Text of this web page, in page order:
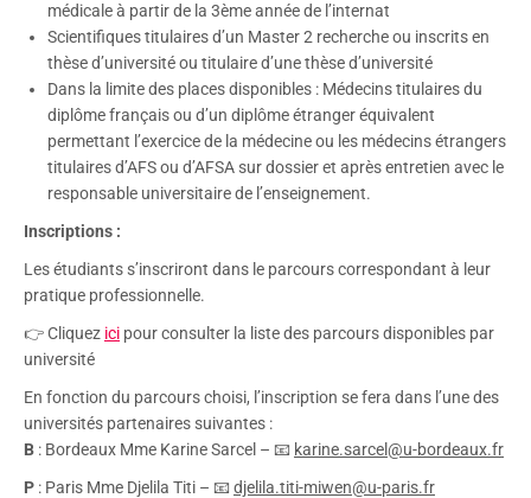
médicale à partir de la 3ème année de l’internat
Scientifiques titulaires d’un Master 2 recherche ou inscrits en
thèse d’université ou titulaire d’une thèse d’université
Dans la limite des places disponibles : Médecins titulaires du
diplôme français ou d’un diplôme étranger équivalent
permettant l’exercice de la médecine ou les médecins étrangers
titulaires d’AFS ou d’AFSA sur dossier et après entretien avec le
responsable universitaire de l’enseignement.
Inscriptions :
Les étudiants s’inscriront dans le parcours correspondant à leur
pratique professionnelle.
👉 Cliquez ici pour consulter la liste des parcours disponibles par
université
En fonction du parcours choisi, l’inscription se fera dans l’une des
universités partenaires suivantes :
B : Bordeaux Mme Karine Sarcel – 📧 karine.sarcel@u-bordeaux.fr
P : Paris Mme Djelila Titi – 📧 djelila.titi-miwen@u-paris.fr